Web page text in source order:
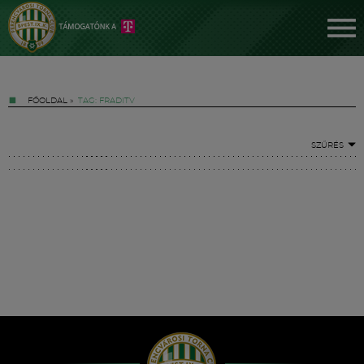
FŐOLDAL » TAG: FRADITV
SZŰRÉS
Hírek